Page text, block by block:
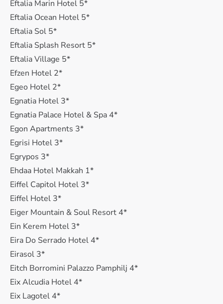
Eftalia Marin Hotel 5*
Eftalia Ocean Hotel 5*
Eftalia Sol 5*
Eftalia Splash Resort 5*
Eftalia Village 5*
Efzen Hotel 2*
Egeo Hotel 2*
Egnatia Hotel 3*
Egnatia Palace Hotel & Spa 4*
Egon Apartments 3*
Egrisi Hotel 3*
Egrypos 3*
Ehdaa Hotel Makkah 1*
Eiffel Capitol Hotel 3*
Eiffel Hotel 3*
Eiger Mountain & Soul Resort 4*
Ein Kerem Hotel 3*
Eira Do Serrado Hotel 4*
Eirasol 3*
Eitch Borromini Palazzo Pamphilj 4*
Eix Alcudia Hotel 4*
Eix Lagotel 4*